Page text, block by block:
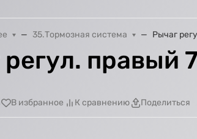
35.Тормозная система Рычаг
правый
В избранное К сравнению Поделиться